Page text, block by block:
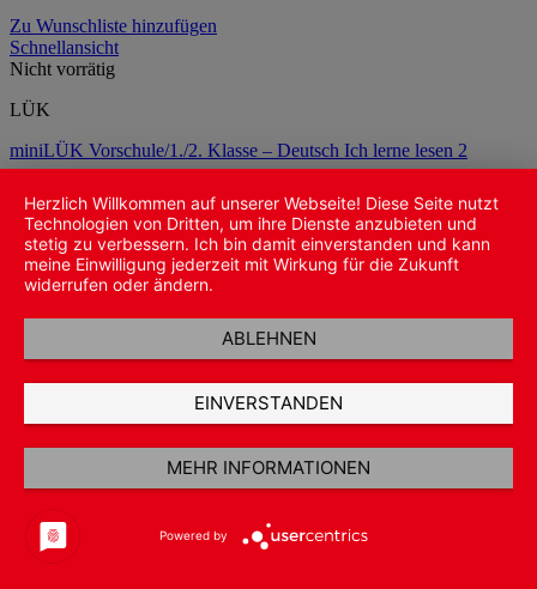
Zu Wunschliste hinzufügen
Schnellansicht
Nicht vorrätig
LÜK
miniLÜK Vorschule/1./2. Klasse – Deutsch Ich lerne lesen 2
Weiterlesen
inkl. 19 % MwSt.
zzgl.Versandkosten
Herzlich Willkommen auf unserer Webseite! Diese Seite nutzt
Technologien von Dritten, um ihre Dienste anzubieten und
stetig zu verbessern. Ich bin damit einverstanden und kann
meine Einwilligung jederzeit mit Wirkung für die Zukunft
widerrufen oder ändern.
ABLEHNEN
EINVERSTANDEN
MEHR INFORMATIONEN
Powered by